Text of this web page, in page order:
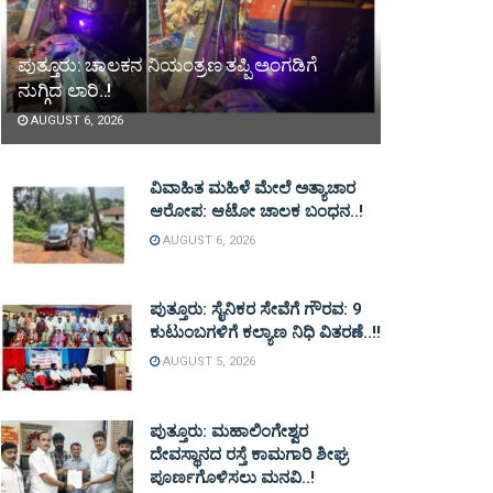
ಪುತ್ತೂರು: ಚಾಲಕನ ನಿಯಂತ್ರಣ ತಪ್ಪಿ ಅಂಗಡಿಗೆ
ನುಗ್ಗಿದ ಲಾರಿ..!
AUGUST 6, 2026
ವಿವಾಹಿತ ಮಹಿಳೆ ಮೇಲೆ ಅತ್ಯಾಚಾರ
ಆರೋಪ: ಆಟೋ ಚಾಲಕ ಬಂಧನ..!
AUGUST 6, 2026
ಪುತ್ತೂರು: ಸೈನಿಕರ ಸೇವೆಗೆ ಗೌರವ: 9
ಕುಟುಂಬಗಳಿಗೆ ಕಲ್ಯಾಣ ನಿಧಿ ವಿತರಣೆ..!!
AUGUST 5, 2026
ಪುತ್ತೂರು: ಮಹಾಲಿಂಗೇಶ್ವರ
ದೇವಸ್ಥಾನದ ರಸ್ತೆ ಕಾಮಗಾರಿ ಶೀಘ್ರ
ಪೂರ್ಣಗೊಳಿಸಲು ಮನವಿ..!